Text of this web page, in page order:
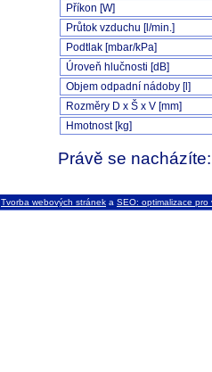
Příkon [W]
Průtok vzduchu [l/min.]
Podtlak [mbar/kPa]
Úroveň hlučnosti [dB]
Objem odpadní nádoby [l]
Rozměry D x Š x V [mm]
Hmotnost [kg]
Právě se
Tvorba webových stránek a SEO: optimalizace pro